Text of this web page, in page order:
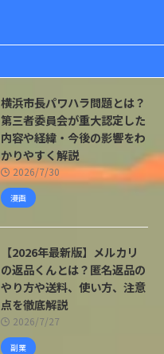
横浜市長パワハラ問題とは？
第三者委員会が重大認定した
内容や経緯・今後の影響をわ
かりやすく解説
2026/7/30
漫画
【2026年最新版】メルカリ
の返品くんとは？匿名返品の
やり方や送料、使い方、注意
点を徹底解説
2026/7/27
副業